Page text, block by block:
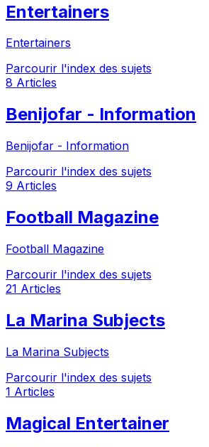
Entertainers
Entertainers
Parcourir l'index des sujets
8 Articles
Benijofar - Information
Benijofar - Information
Parcourir l'index des sujets
9 Articles
Football Magazine
Football Magazine
Parcourir l'index des sujets
21 Articles
La Marina Subjects
La Marina Subjects
Parcourir l'index des sujets
1 Articles
Magical Entertainer